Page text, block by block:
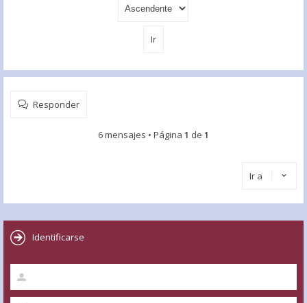
Responder
6 mensajes • Página 1 de 1
Ir a
Identificarse